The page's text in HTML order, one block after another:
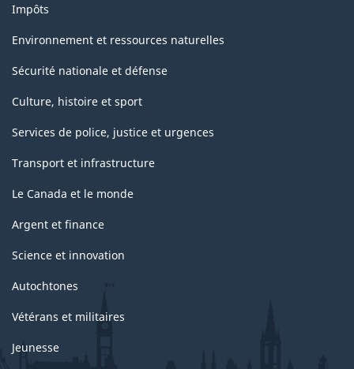
Impôts
Environnement et ressources naturelles
Sécurité nationale et défense
Culture, histoire et sport
Services de police, justice et urgences
Transport et infrastructure
Le Canada et le monde
Argent et finance
Science et innovation
Autochtones
Vétérans et militaires
Jeunesse